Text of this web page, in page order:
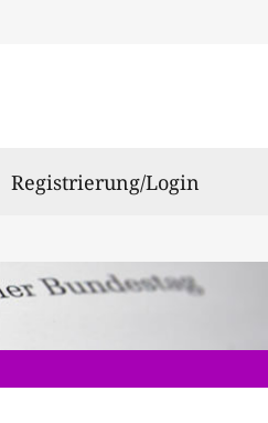
Registrierung/Login